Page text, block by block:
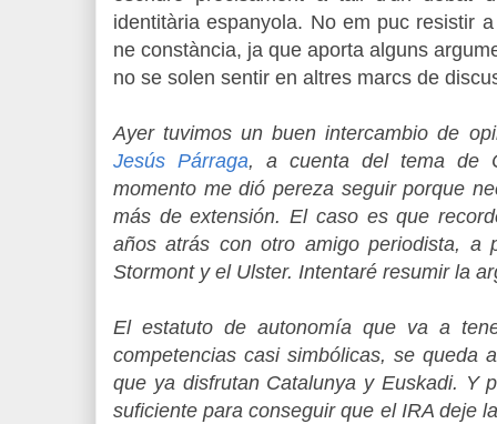
identitària espanyola. No em puc resistir
ne constància, ja que aporta alguns
no se solen sentir en altres marcs de
Ayer tuvimos un buen intercambio de
Jesús Párraga, a cuenta del tema de
momento me dió pereza seguir porque
más de extensión. El caso es que
años atrás con otro amigo periodista, a
Stormont y el Ulster. Intentaré resumir la
El estatuto de autonomía que va a
competencias casi simbólicas, se queda
que ya disfrutan Catalunya y Euskadi. Y
suficiente para conseguir que el IRA deje